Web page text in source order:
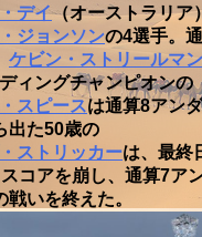
デイ（オーストラリア
ジョンソンの4選手。
ケビン・ストリールマン
ィングチャンピオンの
スピースは通算8アン
出た50歳の
ストリッカーは、最終
コアを崩し、通算7ア
いを終えた。